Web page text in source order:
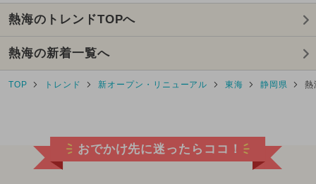
熱海のトレンドTOPへ
熱海の新着一覧へ
TOP トレンド 新オープン・リニューアル 東海 静岡県 熱
おでかけ先に迷ったらココ！